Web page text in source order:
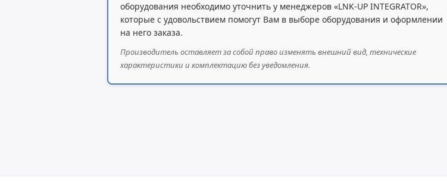
оборудования необходимо уточнить у менеджеров «LNK-UP INTEGRATOR»,
которые с удовольствием помогут Вам в выборе оборудования и оформлении
на него заказа.
Производитель оставляет за собой право изменять внешний вид, технические
характеристики и комплектацию без уведомления.